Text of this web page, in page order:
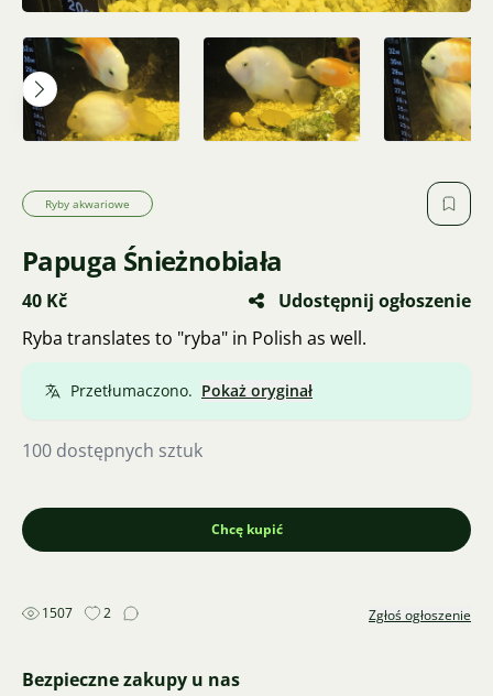
Ryby akwariowe
Papuga Śnieżnobiała
40 Kč
Udostępnij ogłoszenie
Ryba translates to "ryba" in Polish as well.
Przetłumaczono. Pokaż oryginał
100 dostępnych sztuk
Chcę kupić
1507 2 Zgłoś ogłoszenie
Bezpieczne zakupy u nas